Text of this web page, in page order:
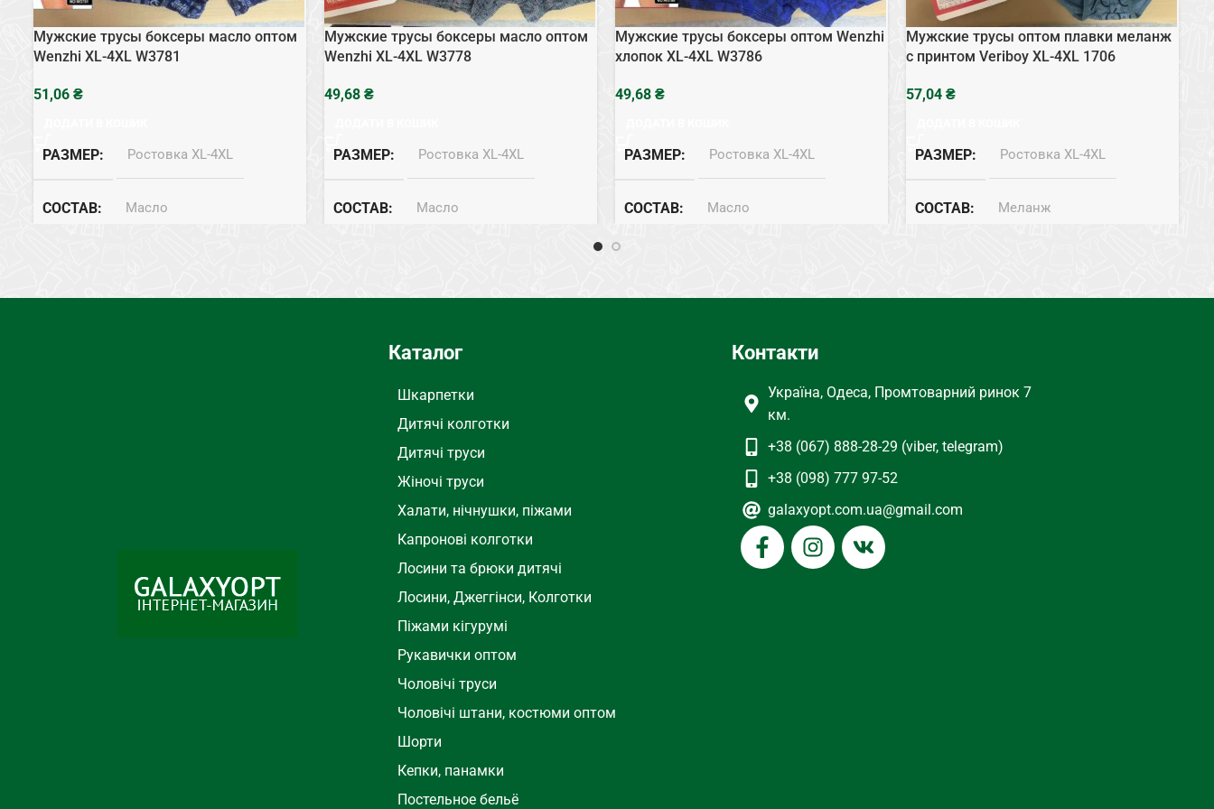
Мужские трусы боксеры масло оптом
Wenzhi XL-4XL W3781
₴
РАЗМЕР Ростовка XL-4XL
СОСТАВ Масло
Мужские трусы боксеры масло оптом
Wenzhi XL-4XL W3778
₴
РАЗМЕР Ростовка XL-4XL
СОСТАВ Масло
Мужские трусы боксеры оптом Wenzhi
хлопок XL-4XL W3786
₴
РАЗМЕР Ростовка XL-4XL
СОСТАВ Масло
Мужские трусы оптом плавки меланж
с принтом Veriboy XL-4XL 1706
₴
РАЗМЕР Ростовка XL-4XL
СОСТАВ Меланж
Каталог
Шкарпетки
Дитячі колготки
Дитячі труси
Жіночі труси
Халати, нічнушки, піжами
Капронові колготки
Лосини та брюки дитячі
Лосини, Джеггінси, Колготки
Піжами кігурумі
Рукавички оптом
Чоловічі труси
Чоловічі штани, костюми оптом
Шорти
Кепки, панамки
Постельное бельё
Контакти
Україна, Одеса, Промтоварний ринок 7
км.
+38 (067) 888-28-29 (viber, telegram)
+38 (098) 777 97-52
galaxyopt.com.ua@gmail.com